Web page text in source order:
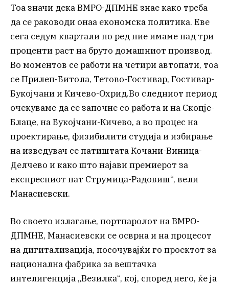
Тоа значи дека ВМРО-ДПМНЕ знае како треба
да се раководи онаа економска политика. Еве
сега седум квартали по ред ние имаме над три
проценти раст на бруто домашниот производ.
Во моментов се работи на четири автопати, тоа
се Прилеп-Битола, Тетово-Гостивар, Гостивар-
Букојчани и Кичево-Охрид.Во следниот период
очекуваме да се започне со работа и на Скопје-
Блаце, на Букојчани-Кичево, а во процес на
проектирање, физибилити студија и избирање
на изведувач се патиштата Кочани-Виница-
Делчево и како што најави премиерот за
експресниот пат Струмица-Радовиш“, вели
Манасиевски.
Во своето излагање, портпаролот на ВМРО-
ДПМНЕ, Манасиевски се осврна и на процесот
на дигитализација, посочувајќи го проектот за
национална фабрика за вештачка
интелигенција „Везилка“, кој, според него, ќе ја